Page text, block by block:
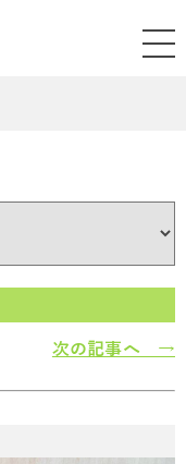
次の記事へ →